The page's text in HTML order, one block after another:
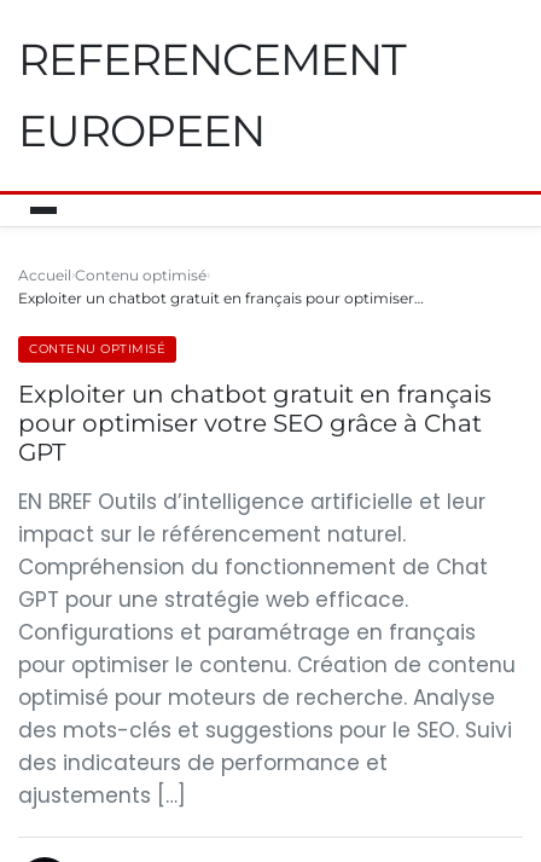
REFERENCEMENT
EUROPEEN
Accueil Contenu optimisé
Exploiter un chatbot gratuit en français pour optimiser…
CONTENU OPTIMISÉ
Exploiter un chatbot gratuit en français
pour optimiser votre SEO grâce à Chat
GPT
EN BREF Outils d’intelligence artificielle et leur
impact sur le référencement naturel.
Compréhension du fonctionnement de Chat
GPT pour une stratégie web efficace.
Configurations et paramétrage en français
pour optimiser le contenu. Création de contenu
optimisé pour moteurs de recherche. Analyse
des mots-clés et suggestions pour le SEO. Suivi
des indicateurs de performance et
ajustements […]